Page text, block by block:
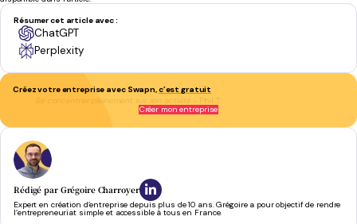
Résumer cet article avec :
ChatGPT
Perplexity
Créez votre entreprise avec Swapn,c’est gratuit
Se concentrer pleinement sur son activité
- Phil T.
Créer mon entreprise
Rédigé par Grégoire Charroyer
Expert en création d’entreprise depuis plus de 10 ans. Grégoire a pour objectif de rendre
l’entrepreneuriat simple et accessible à tous en France.